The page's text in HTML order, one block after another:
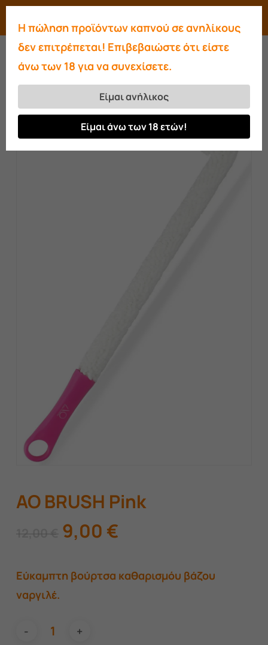
Skip
main
content
searchaccount
Αρχική σελίδα Αξεσουάρ
Ναργιλέ
AO BRUSH Pink
AO BRUSH Pink
12,00 € Original
price
was:
12,00 €.
9,00 €Η
τιμή
είναι:
Εύκαμπτη βούρτσα καθαρισμόυ βάζου
ναργιλέ.
Close
Η πώληση προϊόντων καπνού σε ανηλίκους
δεν επιτρέπεται! Επιβεβαιώστε ότι είστε
άνω των 18 για να συνεχίσετε.
Είμαι ανήλικος
Είμαι άνω των 18 ετών!